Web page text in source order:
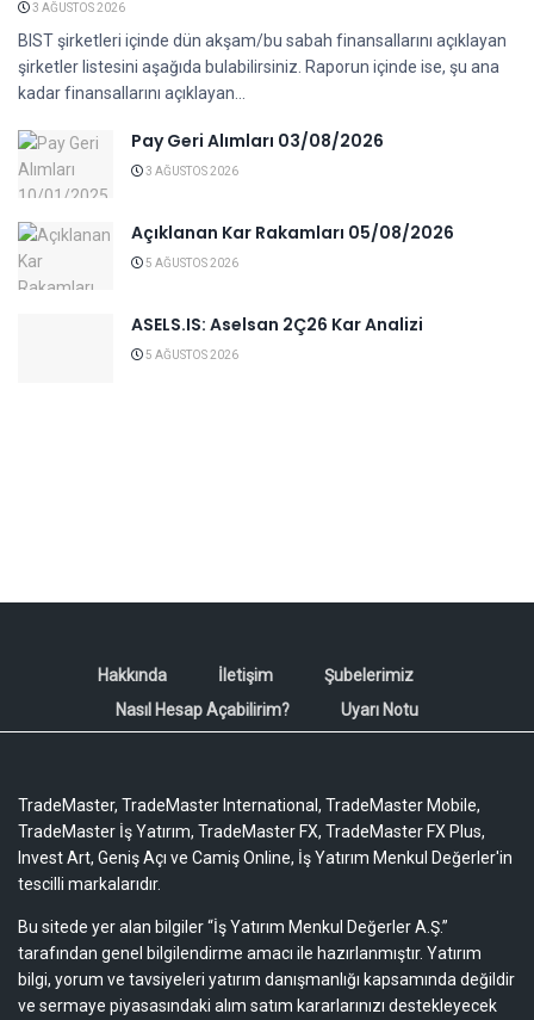
3 AĞUSTOS 2026
BIST şirketleri içinde dün akşam/bu sabah finansallarını açıklayan
şirketler listesini aşağıda bulabilirsiniz. Raporun içinde ise, şu ana
kadar finansallarını açıklayan...
Pay Geri Alımları 03/08/2026
3 AĞUSTOS 2026
Açıklanan Kar Rakamları 05/08/2026
5 AĞUSTOS 2026
ASELS.IS: Aselsan 2Ç26 Kar Analizi
5 AĞUSTOS 2026
Hakkında İletişim
Şubelerimiz
Nasıl Hesap Açabilirim?
Uyarı Notu
TradeMaster, TradeMaster International, TradeMaster Mobile,
TradeMaster İş Yatırım, TradeMaster FX, TradeMaster FX Plus,
Invest Art, Geniş Açı ve Camiş Online, İş Yatırım Menkul Değerler'in
tescilli markalarıdır.
Bu sitede yer alan bilgiler “İş Yatırım Menkul Değerler A.Ş.”
tarafından genel bilgilendirme amacı ile hazırlanmıştır. Yatırım
bilgi, yorum ve tavsiyeleri yatırım danışmanlığı kapsamında değildir
ve sermaye piyasasındaki alım satım kararlarınızı destekleyecek